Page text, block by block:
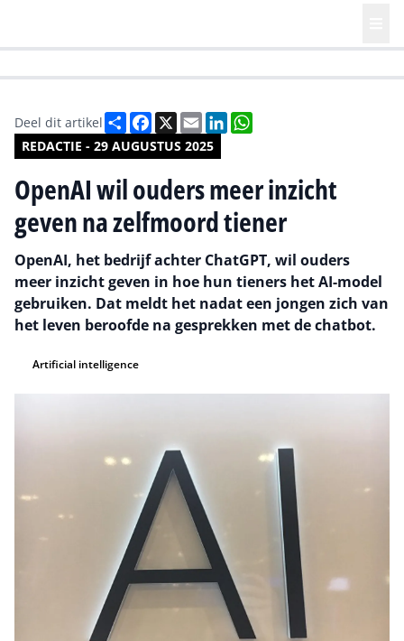
REDACTIE - 29 AUGUSTUS 2025
Deel dit artikel DeelFacebook
X EmailLinkedIn
OpenAI wil ouders meer inzicht
geven na zelfmoord tiener
OpenAI, het bedrijf achter ChatGPT, wil ouders
meer inzicht geven in hoe hun tieners het AI-model
gebruiken. Dat meldt het nadat een jongen zich van
het leven beroofde na gesprekken met de chatbot.
Artificial intelligence